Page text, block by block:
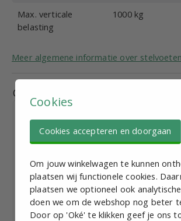
Max. verticale
belasting
1000 kg
Meer algemene informatie over
Gerelateerde producten
Stelvoet M12, D = 80mm, L = 50mm,
met montage gaten
€ 9,09excl. BTW p.st.
Bekijk staffelkorting
Cookies
Cookies accepteren en doorgaan
Om jouw winkelwagen te kunnen
plaatsen wij functionele cookies.
plaatsen we optioneel ook
doen we om de webshop nog beter
Door op 'Oké' te klikken geef je ons